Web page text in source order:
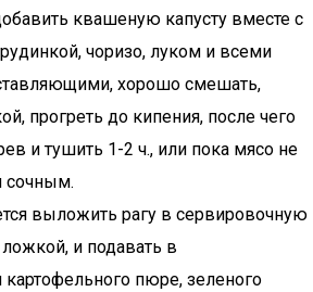
квашеную капусту вместе с
чоризо, луком и всеми
хорошо смешать,
прогреть до кипения, после чего
и тушить 1-2 ч., или пока мясо не
сочным.
выложить рагу в ​​сервировочную
и подавать в
пюре, зеленого